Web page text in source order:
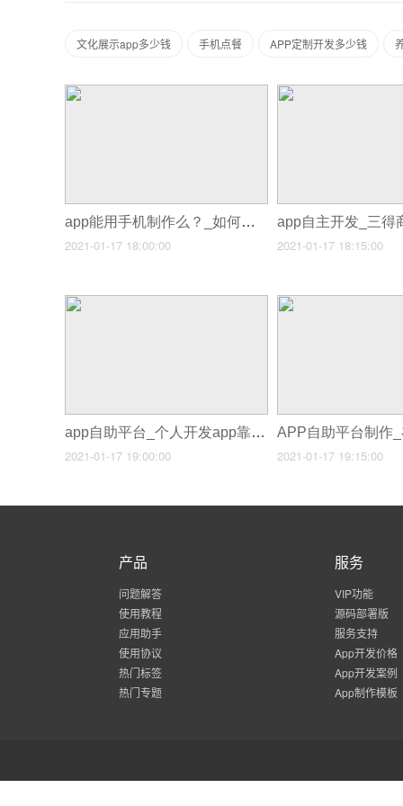
文化展示app多少钱 手机点餐 APP定制开发多少钱
app能用手机制作么？_如何开发app的软件
2021-01-17 18:00:00 2021-01-17 18:15:00
app自助平台_个人开发app靠什么盈利
2021-01-17 19:00:00 2021-01-17 19:15:00
产品
问题解答
使用教程
应用助手
使用协议
热门标签
热门专题
服务
VIP功能
源码部署版
服务支持
App开发价格
App开发案例
App制作模板